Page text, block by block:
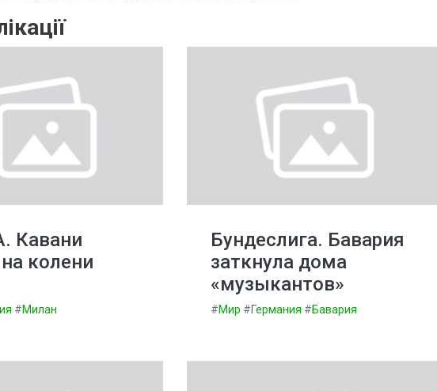
Кавани
колени
#Милан
Бундеслига. Бавария
заткнула дома
«музыкантов»
#Мир #Германия #Бавария